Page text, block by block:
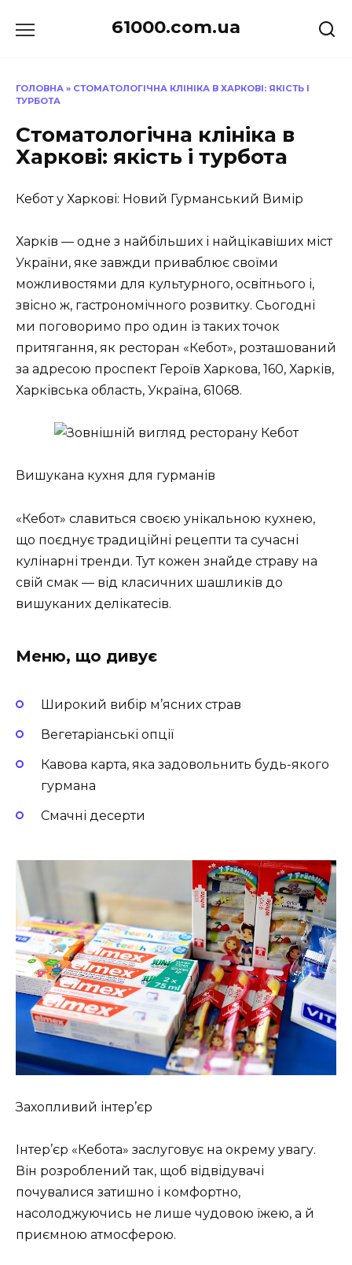
до
61000.com.ua
ГОЛОВНА » СТОМАТОЛОГІЧНА КЛІНІКА В ХАРКОВІ: ЯКІСТЬ І
ТУРБОТА
Стоматологічна клініка в
Харкові: якість і турбота
Кебот у Харкові: Новий Гурманський Вимір
Харків — одне з найбільших і найцікавіших міст
України, яке завжди приваблює своїми
можливостями для культурного, освітнього і,
звісно ж, гастрономічного розвитку. Сьогодні
ми поговоримо про один із таких точок
притягання, як ресторан «Кебот», розташований
за адресою проспект Героїв Харкова, 160, Харків,
Харківська область, Україна, 61068.
Вишукана кухня для гурманів
«Кебот» славиться своєю унікальною кухнею,
що поєднує традиційні рецепти та сучасні
кулінарні тренди. Тут кожен знайде страву на
свій смак — від класичних шашликів до
вишуканих делікатесів.
Меню, що дивує
Широкий вибір м’ясних страв
Вегетаріанські опції
Кавова карта, яка задовольнить будь-якого
гурмана
Смачні десерти
Захопливий інтер’єр
Інтер’єр «Кебота» заслуговує на окрему увагу.
Він розроблений так, щоб відвідувачі
почувалися затишно і комфортно,
насолоджуючись не лише чудовою їжею, а й
приємною атмосферою.